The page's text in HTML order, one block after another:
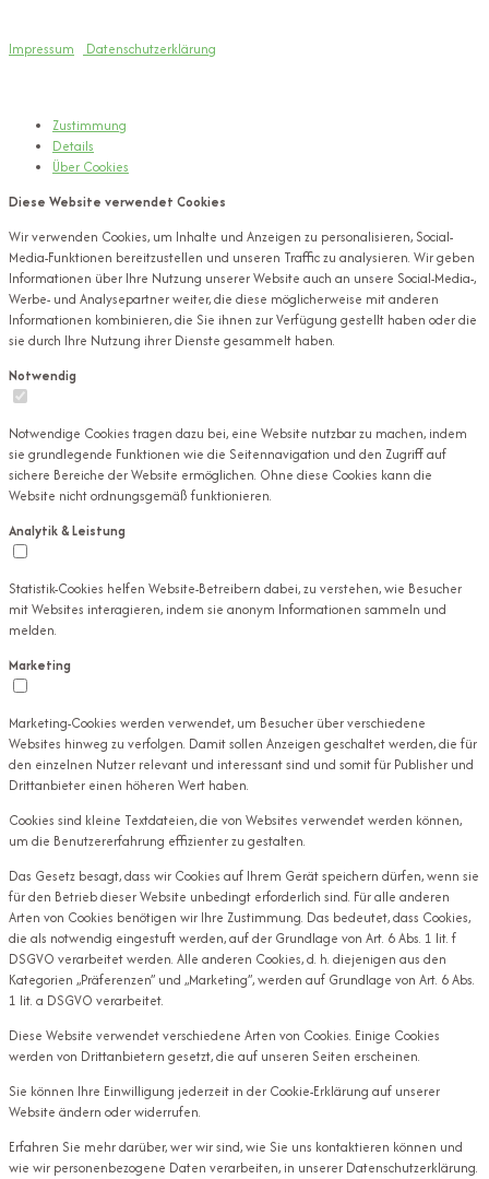
Impressum
Datenschutzerklärung
Zustimmung
Details
Über Cookies
Diese Website verwendet Cookies
Wir verwenden Cookies, um Inhalte und Anzeigen zu personalisieren, Social-
Media-Funktionen bereitzustellen und unseren Traffic zu analysieren. Wir geben
Informationen über Ihre Nutzung unserer Website auch an unsere Social-Media-,
Werbe- und Analysepartner weiter, die diese möglicherweise mit anderen
Informationen kombinieren, die Sie ihnen zur Verfügung gestellt haben oder die
sie durch Ihre Nutzung ihrer Dienste gesammelt haben.
Notwendig
Notwendige Cookies tragen dazu bei, eine Website nutzbar zu machen, indem
sie grundlegende Funktionen wie die Seitennavigation und den Zugriff auf
sichere Bereiche der Website ermöglichen. Ohne diese Cookies kann die
Website nicht ordnungsgemäß funktionieren.
Analytik & Leistung
Statistik-Cookies helfen Website-Betreibern dabei, zu verstehen, wie Besucher
mit Websites interagieren, indem sie anonym Informationen sammeln und
melden.
Marketing
Marketing-Cookies werden verwendet, um Besucher über verschiedene
Websites hinweg zu verfolgen. Damit sollen Anzeigen geschaltet werden, die für
den einzelnen Nutzer relevant und interessant sind und somit für Publisher und
Drittanbieter einen höheren Wert haben.
Cookies sind kleine Textdateien, die von Websites verwendet werden können,
um die Benutzererfahrung effizienter zu gestalten.
Das Gesetz besagt, dass wir Cookies auf Ihrem Gerät speichern dürfen, wenn sie
für den Betrieb dieser Website unbedingt erforderlich sind. Für alle anderen
Arten von Cookies benötigen wir Ihre Zustimmung. Das bedeutet, dass Cookies,
die als notwendig eingestuft werden, auf der Grundlage von Art. 6 Abs. 1 lit. f
DSGVO verarbeitet werden. Alle anderen Cookies, d. h. diejenigen aus den
Kategorien „Präferenzen” und „Marketing”, werden auf Grundlage von Art. 6 Abs.
1 lit. a DSGVO verarbeitet.
Diese Website verwendet verschiedene Arten von Cookies. Einige Cookies
werden von Drittanbietern gesetzt, die auf unseren Seiten erscheinen.
Sie können Ihre Einwilligung jederzeit in der Cookie-Erklärung auf unserer
Website ändern oder widerrufen.
Erfahren Sie mehr darüber, wer wir sind, wie Sie uns kontaktieren können und
wie wir personenbezogene Daten verarbeiten, in unserer Datenschutzerklärung.